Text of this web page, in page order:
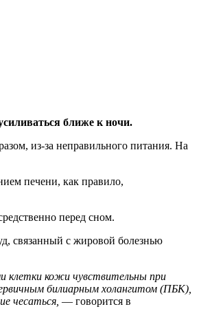
ближе к ночи.
из-за неправильного питания. На
печени, как правило,
перед сном.
связанный с жировой болезнью
клетки кожи чувствительны при
билиарным холангитом (ПБК),
чесаться, — говорится в